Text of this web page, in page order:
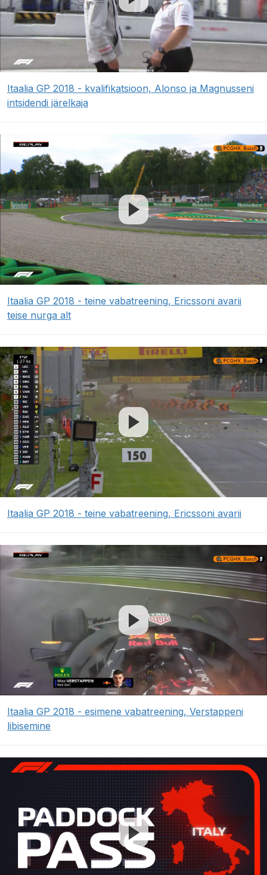
Itaalia GP 2018 - kvalifikatsioon, Alonso ja Magnusseni
intsidendi järelkaja
Itaalia GP 2018 - teine vabatreening, Ericssoni avarii
teise nurga alt
Itaalia GP 2018 - teine vabatreening, Ericssoni avarii
Itaalia GP 2018 - esimene vabatreening, Verstappeni
libisemine